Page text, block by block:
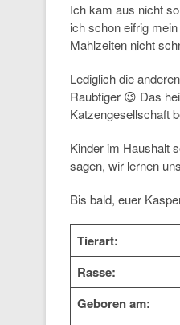
Ich kam aus nicht
ich schon eifrig
Mahlzeiten nicht
Lediglich die
Raubtiger 😉 Das
Katzengesellschaft
Kinder im Haushalt
sagen, wir lernen
Bis bald, euer
Tierart:
Rasse:
Geboren am: